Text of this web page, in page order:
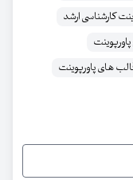
کارشناسی ارشد
های پاورپوینت